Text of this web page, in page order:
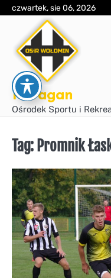
Skip
content
czwartek, sie 06, 2026
Huragan
Ośrodek Sportu i
Tag: Promnik